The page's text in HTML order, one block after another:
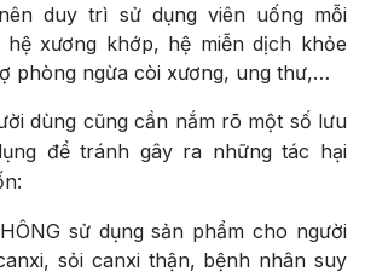
duy trì sử dụng viên uống mỗi
xương khớp, hệ miễn dịch khỏe
phòng ngừa còi xương, ung thư,…
dùng cũng cần nắm rõ một số lưu
để tránh gây ra những tác hại
sử dụng sản phẩm cho người
sỏi canxi thận, bệnh nhân suy